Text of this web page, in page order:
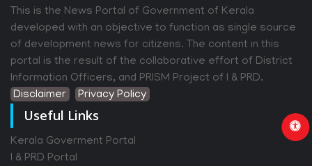
This is the News Portal of Government of Kerala
developed with an objective to function as single source
of development news for citizens. The content in this
portal is the result of the collaborative effort of District
Information Officers, and PRISM Project of I & PRD.
Disclaimer
Privacy Policy
Useful Links
Kerala Goverment Portal
I & PRD Portal